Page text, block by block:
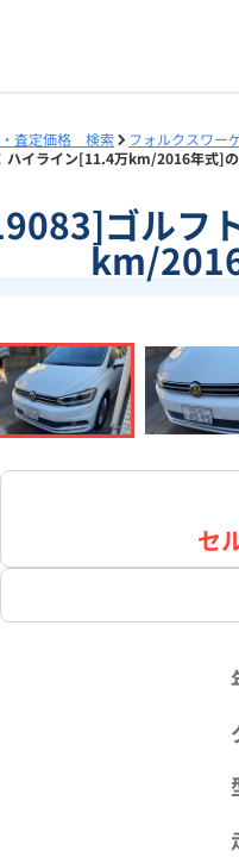
査定価格 検索 フォルクスワー
ハイライン[11.4万km/2016年式]
ゴルフ
km/
セ